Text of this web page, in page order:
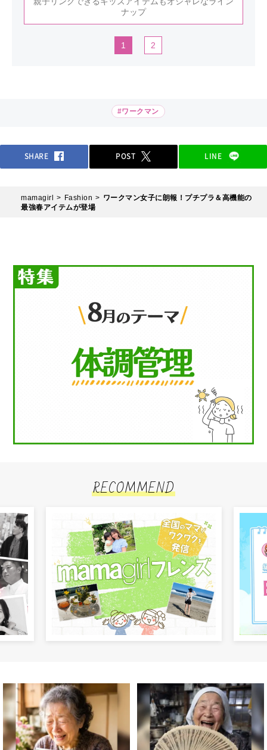
ナップ
1 2
#ワークマン
SHARE POST LINE
mamagirl Fashion
ワークマン女子に朗報！プチプラ＆高機能の
最強春アイテムが登場
RECOMMEND